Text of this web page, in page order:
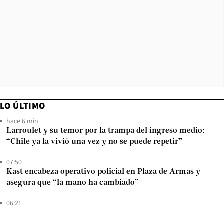
LO ÚLTIMO
hace 6 min
Larroulet y su temor por la trampa del ingreso medio:
“Chile ya la vivió una vez y no se puede repetir”
07:50
Kast encabeza operativo policial en Plaza de Armas y
asegura que “la mano ha cambiado”
06:21